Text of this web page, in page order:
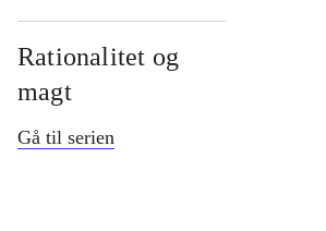
Rationalitet og
magt
Gå til serien